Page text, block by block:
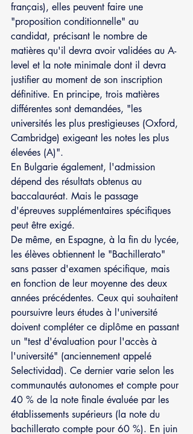
français), elles peuvent faire une
"proposition conditionnelle" au
candidat, précisant le nombre de
matières qu'il devra avoir validées au A-
level et la note minimale dont il devra
justifier au moment de son inscription
définitive. En principe, trois matières
différentes sont demandées, "les
universités les plus prestigieuses (Oxford,
Cambridge) exigeant les notes les plus
élevées (A)".
En Bulgarie également, l'admission
dépend des résultats obtenus au
baccalauréat. Mais le passage
d'épreuves supplémentaires spécifiques
peut être exigé.
De même, en Espagne, à la fin du lycée,
les élèves obtiennent le "Bachillerato"
sans passer d'examen spécifique, mais
en fonction de leur moyenne des deux
années précédentes. Ceux qui souhaitent
poursuivre leurs études à l'université
doivent compléter ce diplôme en passant
un "test d'évaluation pour l'accès à
l'université" (anciennement appelé
Selectividad). Ce dernier varie selon les
communautés autonomes et compte pour
40 % de la note finale évaluée par les
établissements supérieurs (la note du
bachillerato compte pour 60 %). En juin